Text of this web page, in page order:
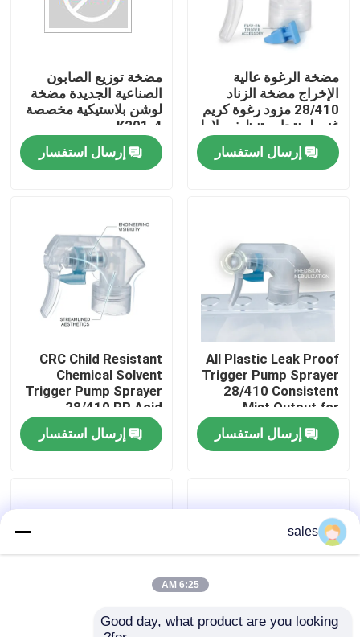
المنزل
معلومات عنا
مضخة الرغوة عالية
الإخراج مضخة الزناد
28/410 مزود رغوة كريم
غني لمنتجات تنظيف بلاط
الحمام
إرسال استفسار
مضخة توزيع الصابون
الصناعية الجديدة مضخة
لوشن بلاستيكية مخصصة
K201-4
إرسال استفسار
All Plastic Leak Proof
Trigger Pump Sprayer
28/410 Consistent
Mist Output for
Household Cleaning
Bottlesإرسال استفسار
CRC Child Resistant
Chemical Solvent
Trigger Pump Sprayer
28/410 PP Acid
Resistant for
Industrial Cleaning
إرسال استفسار
sales
6:25 AM
Good day, what product are you looking